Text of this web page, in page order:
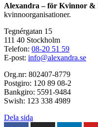
Alexandra – för Kvinnor &
kvinnoorganisationer.
Tegnérgatan 15
111 40 Stockholm
Telefon: 08-20 51 59
E-post: info@alexandra.se
Org.nr: 802407-8779
Postgiro: 120 89 08-2
Bankgiro: 5591-9484
Swish: 123 338 4989
Dela sida